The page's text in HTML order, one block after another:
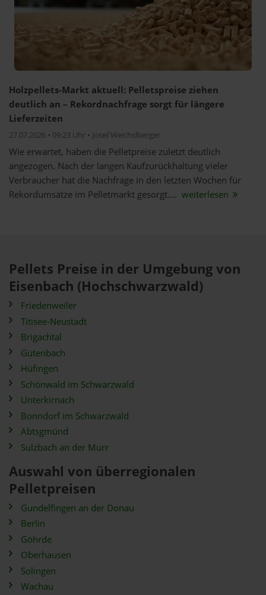
Holzpellets-Markt aktuell: Pelletspreise ziehen
deutlich an – Rekordnachfrage sorgt für längere
Lieferzeiten
27.07.2026 • 09:23 Uhr • Josef Weichslberger
Wie erwartet, haben die Pelletpreise zuletzt deutlich
angezogen. Nach der langen Kaufzurückhaltung vieler
Verbraucher hat die Nachfrage in den letzten Wochen für
Rekordumsätze im Pelletmarkt gesorgt.... weiterlesen
Pellets Preise in der Umgebung von
Eisenbach (Hochschwarzwald)
Friedenweiler
Titisee-Neustadt
Brigachtal
Gütenbach
Hüfingen
Schönwald im Schwarzwald
Unterkirnach
Bonndorf im Schwarzwald
Abtsgmünd
Sulzbach an der Murr
Auswahl von überregionalen
Pelletpreisen
Gundelfingen an der Donau
Berlin
Göhrde
Oberhausen
Solingen
Wachau